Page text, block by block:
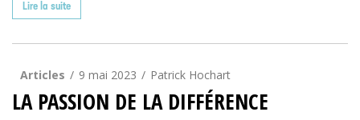
Lire la suite
Articles 9 mai 2023 Patrick Hochart
LA PASSION DE LA DIFFÉRENCE